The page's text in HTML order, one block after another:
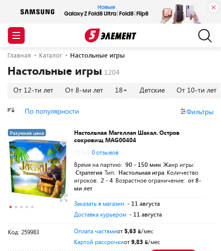
Главная Каталог Настольные игры
Настольные игры
От 12-ти лет От 8-ми лет 18+ Детские От 10-ти лет
По популярности Фильтры
Разумная цена
Настольная Магеллан Шакал. Остров
сокровищ MAG00404
0 отзывов
Время на партию: 90 - 150 мин Жанр игры:
Стратегия Тип: Настольная игра Количество
игроков: 2 - 4 Возрастное ограничение: от 8-
ми лет
Заказать в магазин - 11 августа
Доставка курьером - 11 августа
Код: 259983 Оплата частямиот 5,63
/мес
Картой рассрочкиот9,83 /мес